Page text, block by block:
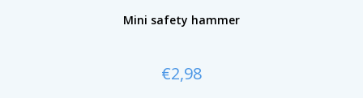
Mini safety hammer
€2,98